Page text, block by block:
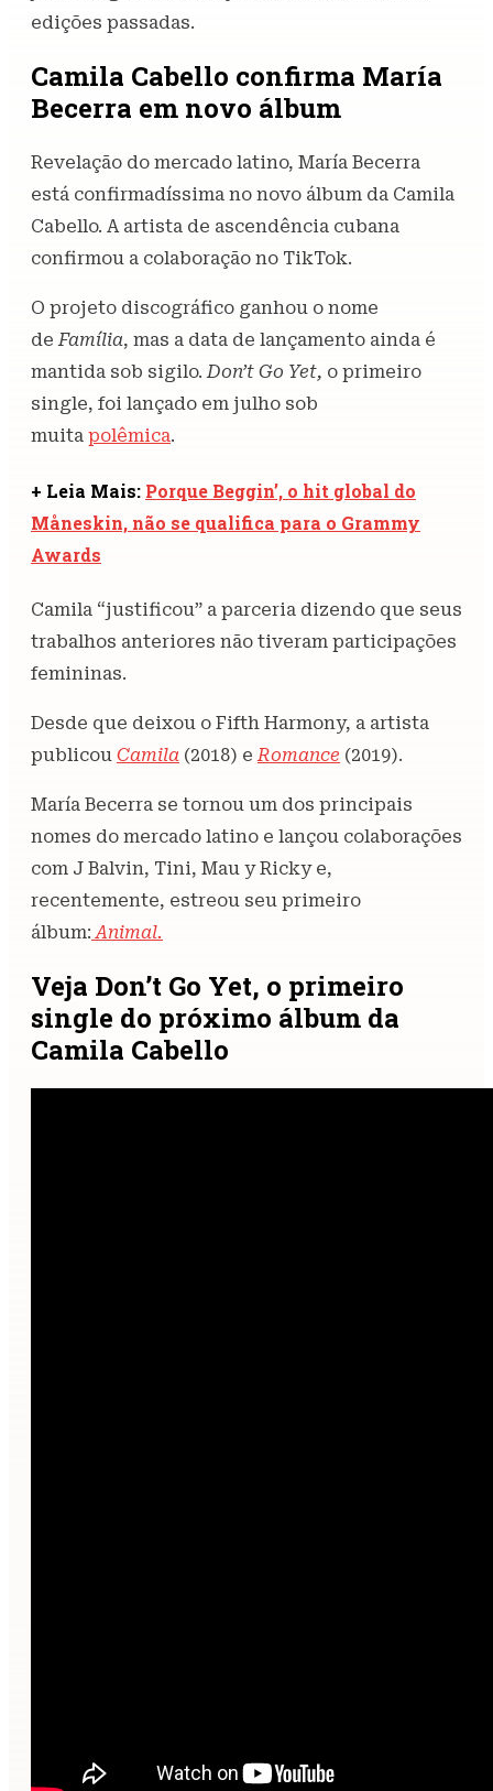
edições passadas.
Camila Cabello confirma María
Becerra em novo álbum
Revelação do mercado latino, María Becerra
está confirmadíssima no novo álbum da Camila
Cabello. A artista de ascendência cubana
confirmou a colaboração no TikTok.
O projeto discográfico ganhou o nome
de Família, mas a data de lançamento ainda é
mantida sob sigilo. Don’t Go Yet, o primeiro
single, foi lançado em julho sob
muita polêmica.
+ Leia Mais: Porque Beggin’, o hit global do
Måneskin, não se qualifica para o Grammy
Awards
Camila “justificou” a parceria dizendo que seus
trabalhos anteriores não tiveram participações
femininas.
Desde que deixou o Fifth Harmony, a artista
publicou Camila (2018) eRomance (2019).
María Becerra se tornou um dos principais
nomes do mercado latino e lançou colaborações
com J Balvin, Tini, Mau y Ricky e,
recentemente, estreou seu primeiro
álbum: Animal.
Veja Don’t Go Yet, o primeiro
single do próximo álbum da
Camila Cabello